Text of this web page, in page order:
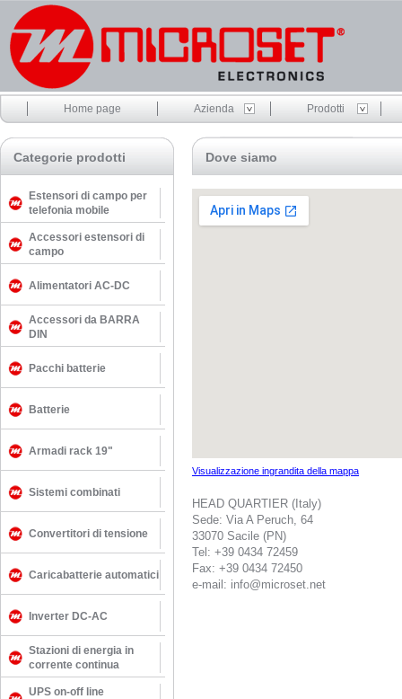
Home page Azienda Prodotti
Dove siamo
Visualizzazione ingrandita della mappa
HEAD QUARTIER (Italy)
Sede: Via A Peruch, 64
33070 Sacile (PN)
Tel: +39 0434 72459
Fax: +39 0434 72450
e-mail: info@microset.net
Categorie prodotti
Estensori di campo per
telefonia mobile
Accessori estensori di
campo
Alimentatori AC-DC
Accessori da BARRA
DIN
Pacchi batterie
Batterie
Armadi rack 19"
Sistemi combinati
Convertitori di tensione
Caricabatterie automatici
Inverter DC-AC
Stazioni di energia in
corrente continua
UPS on-off line